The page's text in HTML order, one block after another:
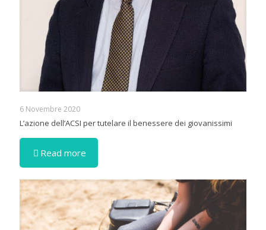
6 Novembre 2020
L’azione dell’ACSI per tutelare il benessere dei giovanissimi
Read more